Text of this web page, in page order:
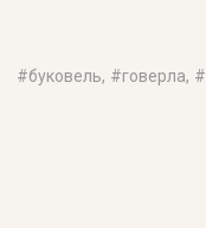
#буковель, #говерла, #